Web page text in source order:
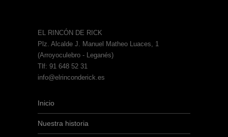
EL RINCÓN DE RICK
Plz. Alcalde J. Manuel Matheo Luaces, 1
(Arroyoculebro - Leganés)
Tlf: 91 648 52 31
info@elrinconderick.es
Inicio
Nuestra historia